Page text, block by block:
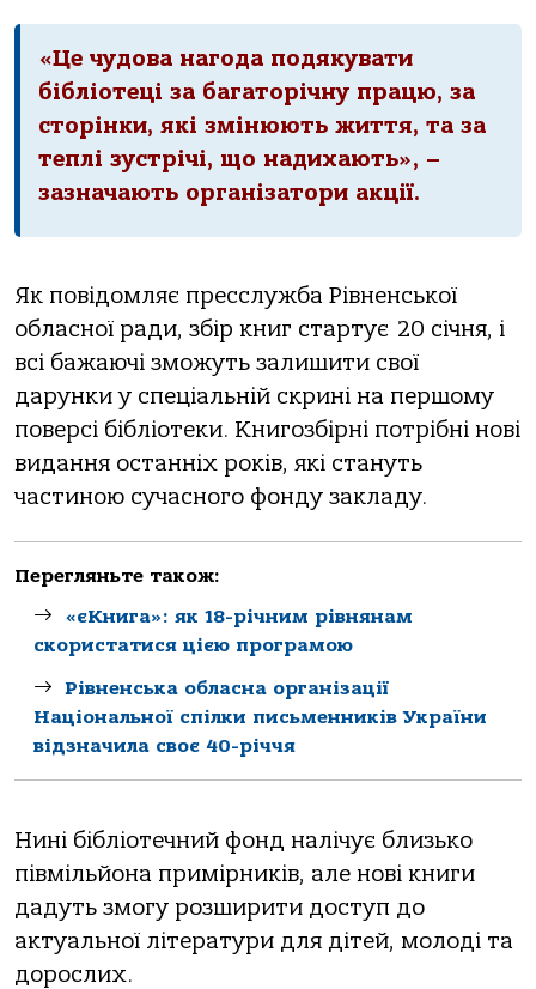
«Це чудова нагода подякувати
бібліотеці за багаторічну працю, за
сторінки, які змінюють життя, та за
теплі зустрічі, що надихають», –
зазначають організатори акції.
Як повідомляє пресслужба Рівненської
обласної ради, збір книг стартує 20 січня, і
всі бажаючі зможуть залишити свої
дарунки у спеціальній скрині на першому
поверсі бібліотеки. Книгозбірні потрібні нові
видання останніх років, які стануть
частиною сучасного фонду закладу.
Перегляньте також:
«єКнига»: як 18-річним рівнянам
скористатися цією програмою
Рівненська обласна організації
Національної спілки письменників України
відзначила своє 40-річчя
Нині бібліотечний фонд налічує близько
півмільйона примірників, але нові книги
дадуть змогу розширити доступ до
актуальної літератури для дітей, молоді та
дорослих.